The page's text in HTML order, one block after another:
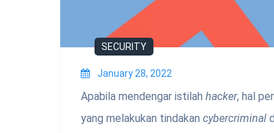
SECURITY
January 28, 2022
Apabila mendengar istilah hacker, hal
yang melakukan tindakan cybercriminal